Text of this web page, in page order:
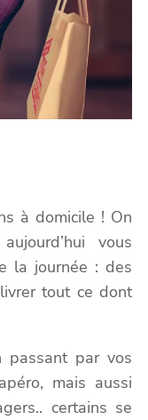
à domicile ! On
vous
la journée : des
tout ce dont
par vos
mais aussi
certains se